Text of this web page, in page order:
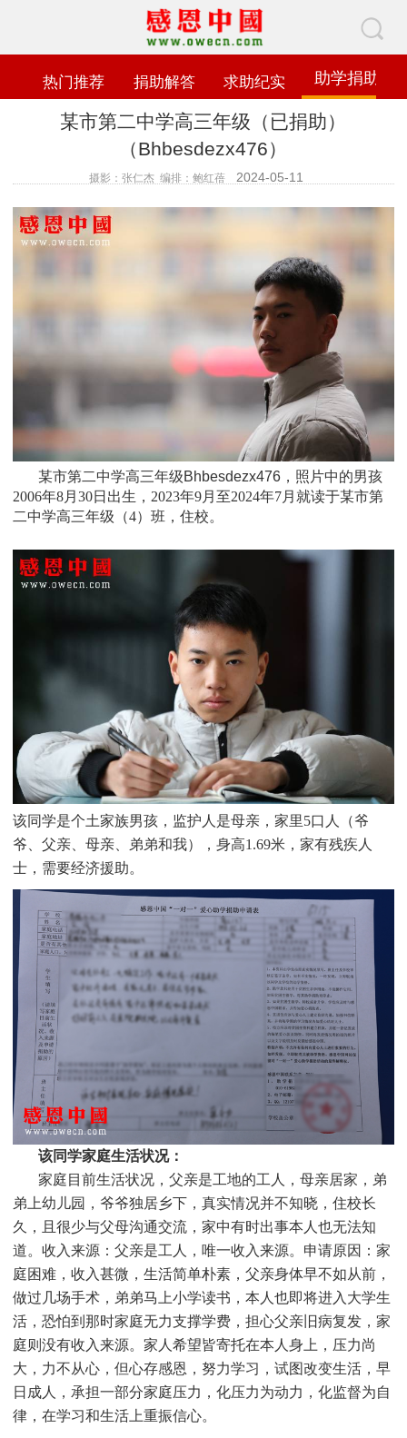
热门推荐 捐助解答 求助纪实 助学捐助
某市第二中学高三年级（已捐助）
（Bhbesdezx476）
摄影：张仁杰 编排：鲍红蓓 2024-05-11
某市第二中学高三年级Bhbesdezx476，照片中的男孩
2006年8月30日 出生， 2023年9月至2024年7月 就读于某市第
二中学高三年级 （4）班 ，住校。
该同学是个土家族男孩，监护人是母亲，家里5口人（爷
爷、父亲、母亲、弟弟和我），身高1.69米，家有残疾人
士，需要经济援助。
该同学家庭生活状况：
家庭目前生活状况，父亲是工地的工人，母亲居家，弟
弟上幼儿园，爷爷独居乡下，真实情况并不知晓，住校长
久，且很少与父母沟通交流，家中有时出事本人也无法知
道。收入来源：父亲是工人，唯一收入来源。申请原因：家
庭困难，收入甚微，生活简单朴素，父亲身体早不如从前，
做过几场手术，弟弟马上小学读书，本人也即将进入大学生
活，恐怕到那时家庭无力支撑学费，担心父亲旧病复发，家
庭则没有收入来源。家人希望皆寄托在本人身上，压力尚
大，力不从心，但心存感恩，努力学习，试图改变生活，早
日成人，承担一部分家庭压力，化压力为动力，化监督为自
律，在学习和生活上重振信心。